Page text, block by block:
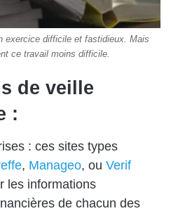
exercice difficile et fastidieux. Mais
ce travail moins difficile.
de veille
:
: ces sites types
, Manageo, ou Verif
les informations
de chacun des